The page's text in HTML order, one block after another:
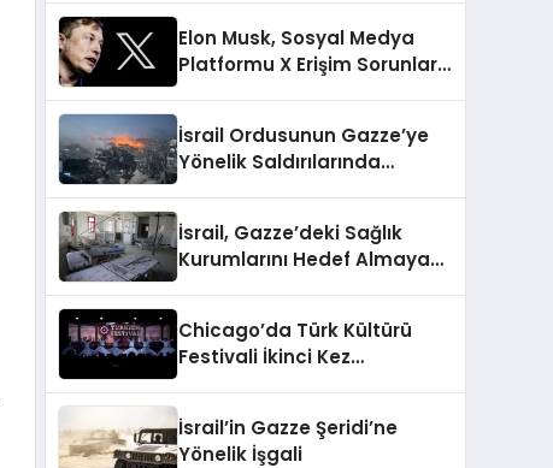
Elon Musk, Sosyal Medya
Platformu X Erişim Sorunları
İsrail Ordusunun Gazze’ye
Yönelik Saldırılarında
İsrail, Gazze’deki Sağlık
Kurumlarını Hedef Almaya
Chicago’da Türk Kültürü
Festivali İkinci Kez
İsrail’in Gazze Şeridi’ne
Yönelik İşgali